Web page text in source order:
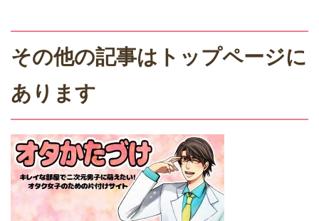
その他の記事はトップページに
あります